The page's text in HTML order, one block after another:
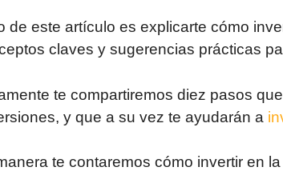
de este artículo es explicarte cómo
claves y sugerencias prácticas
te compartiremos diez pasos
y que a su vez te ayudarán a
te contaremos cómo invertir en